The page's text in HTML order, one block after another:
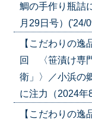
鯛の手作り瓶詰
月29日号）('24/
【こだわりの
回 〈笹漬け専
衛」〉／小浜の
に注力（2024年
【こだわりの逸